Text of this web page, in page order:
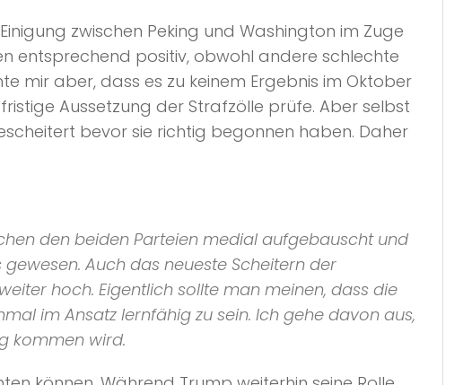
zwischen Peking und Washington im Zuge
entsprechend positiv, obwohl andere schlechte
mir aber, dass es zu keinem Ergebnis im Oktober
Aussetzung der Strafzölle prüfe. Aber selbst
bevor sie richtig begonnen haben. Daher
den beiden Parteien medial aufgebauscht und
Auch das neueste Scheitern der
hoch. Eigentlich sollte man meinen, dass die
im Ansatz lernfähig zu sein. Ich gehe davon aus,
kommen wird.